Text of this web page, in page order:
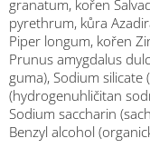
granatum, kořen
pyrethrum, kůra
Piper longum, kořen
Prunus amygdalus
guma), Sodium
(hydrogenuhličitan
Sodium saccharin
Benzyl alcohol